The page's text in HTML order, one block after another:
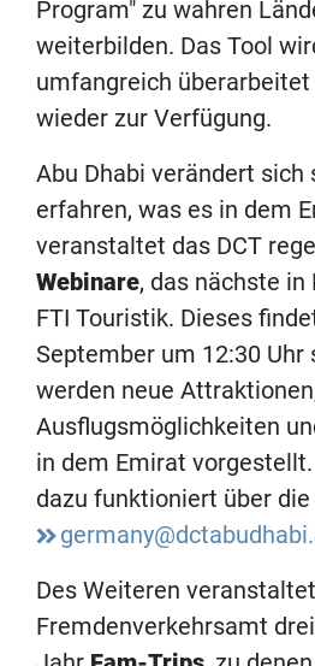
Program" zu wahren
weiterbilden. Das Tool
umfangreich
wieder zur Verfügung.
Abu Dhabi verändert sich
erfahren, was es in dem
veranstaltet das DCT
Webinare, das nächste
FTI Touristik. Dieses
September um 12:30 Uhr
werden neue
Ausflugsmöglichkeiten
in dem Emirat
dazu funktioniert über
Des Weiteren
Fremdenverkehrsamt